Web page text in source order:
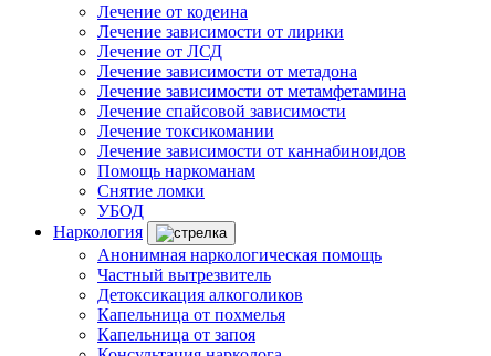
Лечение от кодеина
Лечение зависимости от лирики
Лечение от ЛСД
Лечение зависимости от метадона
Лечение зависимости от метамфетамина
Лечение спайсовой зависимости
Лечение токсикомании
Лечение зависимости от каннабиноидов
Помощь наркоманам
Снятие ломки
УБОД
Наркология
Анонимная наркологическая помощь
Частный вытрезвитель
Детоксикация алкоголиков
Капельница от похмелья
Капельница от запоя